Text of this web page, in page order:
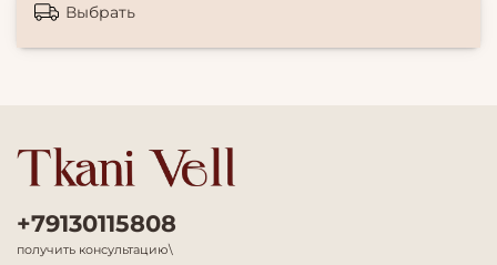
Выбрать
+79130115808
получить консультацию\